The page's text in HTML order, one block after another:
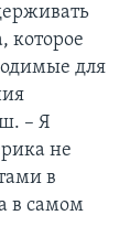
которое
для
– Я
не
в
в самом